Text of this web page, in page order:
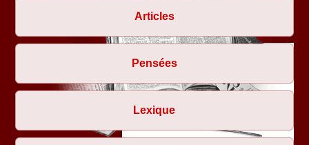
Articles
Pensées
Lexique